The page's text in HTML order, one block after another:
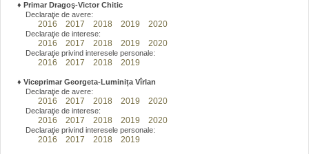
♦ Primar Dragoş-Victor Chitic
Declaraţie de avere:
2016 2017 2018 2019 2020
Declaraţie de interese:
2016 2017 2018 2019 2020
Declaraţie privind interesele personale:
2016 2017 2018 2019
♦ Viceprimar Georgeta-Luminița Vîrlan
Declaraţie de avere:
2016 2017 2018 2019 2020
Declaraţie de interese:
2016 2017 2018 2019 2020
Declaraţie privind interesele personale:
2016 2017 2018 2019